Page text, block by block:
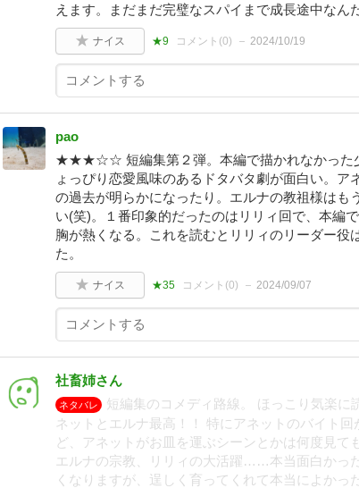
えます。まだまだ完璧なスパイまで成長途中なん
ナイス ★9 コメント(0) 2024/10/19
pao
★★★☆☆ 短編集第２弾。本編で描かれなかった
ょっぴり恋愛風味のあるドタバタ劇が面白い。
の過去が明らかになったり。エルナの教祖様はも
い(笑)。１番印象的だったのはリリィ回で、本編
胸が熱くなる。これを読むとリリィのリーダー役
た。
ナイス ★35 コメント(0) 2024/09/07
社畜姉さん
ネタバレ
短編集のコメディ路線。 ほっこり気楽に
ネットとエルナ最高！！ 特にアネットのバイト
ど、アネットがお皿を運ぶシーンとかは何度見て
エルナの宗教、リリィの大活躍……本当面白かっ
くなりますが、逞しく育ってくれて本当によかっ